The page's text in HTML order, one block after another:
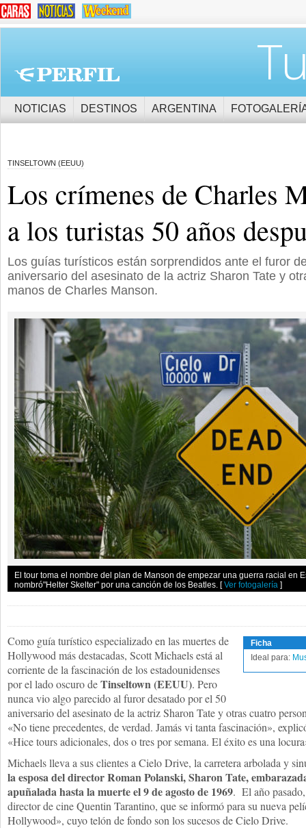
NOTICIAS DESTINOS ARGENTINA
TINSELTOWN (EEUU)
Los crímenes de Charles
a los turistas 50 años
Los guías turísticos están sorprendidos ante el furor
aniversario del asesinato de la actriz Sharon Tate y
manos de Charles Manson.
El tour toma el nombre del plan de Manson de empezar una guerra racial en
nombró"Helter Skelter" por una canción de los Beatles. [Ver fotogalería ]
Ficha
Ideal para:
Como guía turístico especializado en las muertes de
Hollywood más destacadas, Scott Michaels está al
corriente de la fascinación de los estadounidenses
por el lado oscuro deTinseltown (EEUU). Pero
nunca vio algo parecido al furor desatado por el 50
aniversario del asesinato de la actriz Sharon Tate y otras cuatro
«No tiene precedentes, de verdad. Jamás vi tanta fascinación»,
«Hice tours adicionales, dos o tres por semana. El éxito es una
Michaels lleva a sus clientes a Cielo Drive, la carretera arbolada y
la esposa del director Roman Polanski, Sharon Tate,
apuñalada hasta la muerte el 9 de agosto de 1969. El año
director de cine Quentin Tarantino, que se informó para su nueva
Hollywood», cuyo telón de fondo son los sucesos de Cielo Drive.